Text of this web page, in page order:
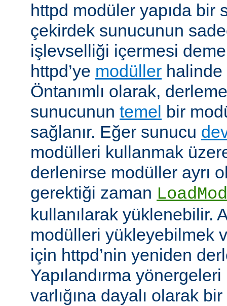
httpd modüler yapıda bir
çekirdek sunucunun
işlevselliği içermesi
httpd’ye modüller
Öntanımlı olarak,
sunucunun temel
bir
sağlanır. Eğer sunucu
modülleri kullanmak
derlenirse modüller ayrı
gerektiği zaman
kullanılarak yüklenebilir.
modülleri yükleyebilmek
için httpd’nin yeniden
Yapılandırma
varlığına dayalı olarak bir